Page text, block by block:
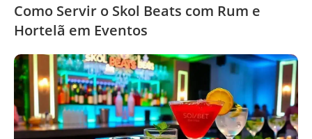
Como Servir o Skol Beats com Rum e
Hortelã em Eventos